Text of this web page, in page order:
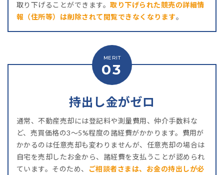
取り下げることができます。取り下げられた競売の詳細情
報（住所等）は削除されて閲覧できなくなります。
持出し金がゼロ
通常、不動産売却には登記料や測量費用、仲介手数料な
ど、売買価格の3～5%程度の諸経費がかかります。費用が
かかるのは任意売却も変わりませんが、任意売却の場合は
自宅を売却したお金から、諸経費を支払うことが認められ
ています。そのため、
ご相談者さまは、お金の持出しが必